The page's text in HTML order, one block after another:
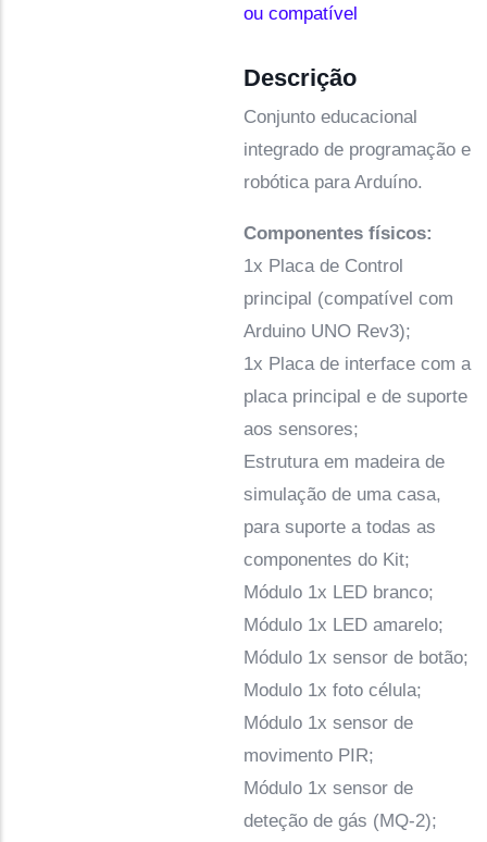
ou compatível
Descrição
Conjunto educacional
integrado de programação e
robótica para Arduíno.
Componentes físicos:
1x Placa de Control
principal (compatível com
Arduino UNO Rev3);
1x Placa de interface com a
placa principal e de suporte
aos sensores;
Estrutura em madeira de
simulação de uma casa,
para suporte a todas as
componentes do Kit;
Módulo 1x LED branco;
Módulo 1x LED amarelo;
Módulo 1x sensor de botão;
Modulo 1x foto célula;
Módulo 1x sensor de
movimento PIR;
Módulo 1x sensor de
deteção de gás (MQ-2);